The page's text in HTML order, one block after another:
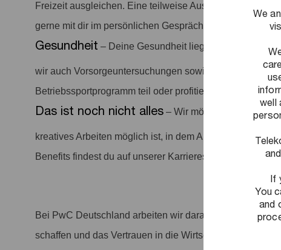
We
well
If
You
and
Freizeit ausgleichen. Eine teilweise Auszahlung einmal
gerne mit dir im persönlichen Gespräch. Zusätzlich
Gesundheit – Deine Gesundheit liegt uns am
wir auch Vorsorgeuntersuchungen sowie Sportangebote
Betriebssportprogramm teil oder profitiere von einer
Das ist noch nicht alles – Wir möchten ein
kreatives Arbeiten möglich ist, in dem Arbeit anerkannt
Benefits findest du auf unserer Karriereseite.
Bei PwC Deutschland arbeiten wir daran,
schaffen und das Vertrauen in die Wirtschaft und